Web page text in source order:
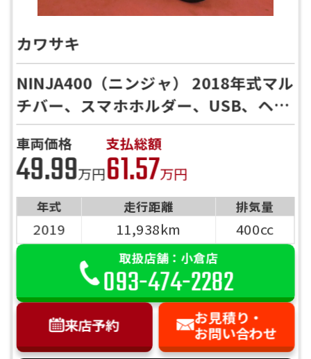
カワサキ
NINJA400（ニンジャ） 2018年式マル
チバー、スマホホルダー、USB、ヘル
メットロック、フェンダーレスキット
装備！！
車両価格
49.99万円
支払総額
61.57万円
年式 走行距離 排気量
2019 11,938km 400cc
取扱店舗：小倉店
093-474-2282
来店予約
お見積り・
お問い合わせ